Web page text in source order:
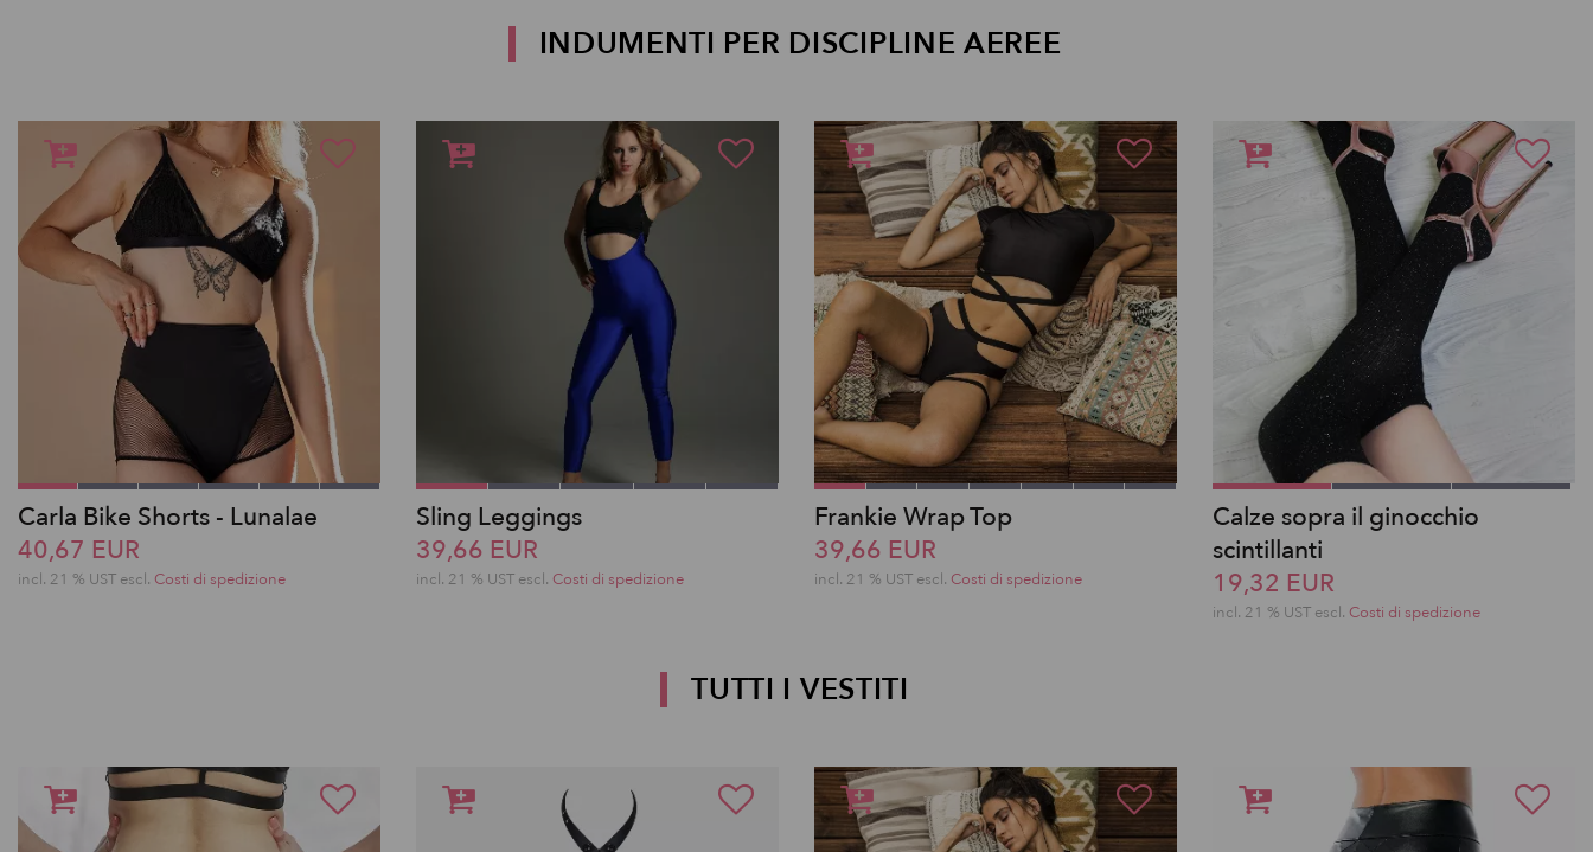
INDUMENTI PER DISCIPLINE AEREE
Carla Bike Shorts - Lunalae
40,67 EUR
incl. 21 % UST escl. Costi di spedizione
Sling Leggings
39,66 EUR
incl. 21 % UST escl. Costi di spedizione
Frankie Wrap Top
39,66 EUR
incl. 21 % UST escl. Costi di spedizione
Calze sopra il ginocchio
scintillanti
19,32 EUR
incl. 21 % UST escl. Costi di spedizione
TUTTI I VESTITI